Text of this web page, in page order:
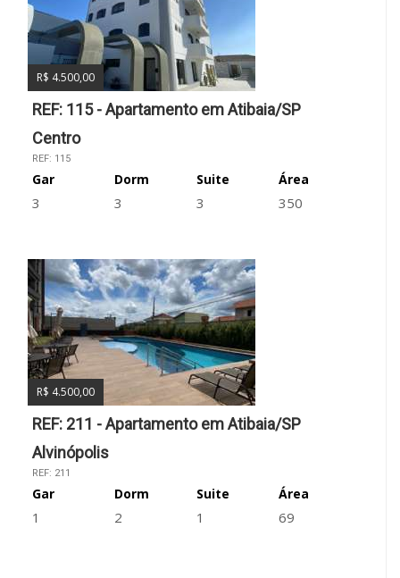
R$ 4.500,00
REF: 115 - Apartamento em Atibaia/SP
Centro
REF: 115
Gar
3
Dorm
3
Suite
3
Área
350
R$ 4.500,00
REF: 211 - Apartamento em Atibaia/SP
Alvinópolis
REF: 211
Gar
1
Dorm
2
Suite
1
Área
69